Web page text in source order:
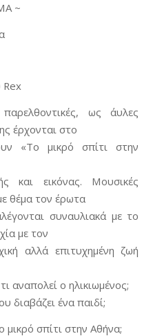
~
Rex
ως άυλες
έρχονται στο
«Το μικρό σπίτι στην
και εικόνας. Μουσικές
θέμα τον έρωτα
συναυλιακά με το
με τον
αλλά επιτυχημένη ζωή
αναπολεί ο ηλικιωμένος;
διαβάζει ένα παιδί;
σπίτι στην Αθήνα;